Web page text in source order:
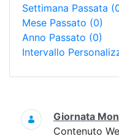
Settimana Passata
Mese Passato (0)
Anno Passato (0)
Intervallo
Ricerca
Giornata
Contenuto